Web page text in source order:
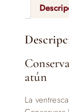
atún
La